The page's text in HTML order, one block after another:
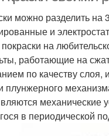
компрессора
можно разделить на
и
на
работающие на
по качеству слоя,
плунжерного
механические
в периодической